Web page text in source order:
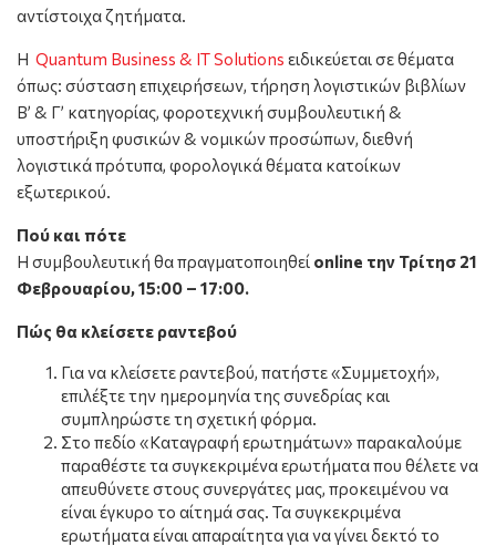
αντίστοιχα ζητήματα.
Η Quantum Business & IT Solutions ειδικεύεται σε θέματα
όπως: σύσταση επιχειρήσεων, τήρηση λογιστικών βιβλίων
Β’ & Γ’ κατηγορίας, φοροτεχνική συμβουλευτική &
υποστήριξη φυσικών & νομικών προσώπων, διεθνή
λογιστικά πρότυπα, φορολογικά θέματα κατοίκων
εξωτερικού.
Πού και πότε
Η συμβουλευτική θα πραγματοποιηθεί online την Τρίτησ 21
Φεβρουαρίου, 15:00 – 17:00.
Πώς θα κλείσετε ραντεβού
Για να κλείσετε ραντεβού, πατήστε «Συμμετοχή»,
επιλέξτε την ημερομηνία της συνεδρίας και
συμπληρώστε τη σχετική φόρμα.
Στο πεδίο «Καταγραφή ερωτημάτων» παρακαλούμε
παραθέστε τα συγκεκριμένα ερωτήματα που θέλετε να
απευθύνετε στους συνεργάτες μας, προκειμένου να
είναι έγκυρο το αίτημά σας. Τα συγκεκριμένα
ερωτήματα είναι απαραίτητα για να γίνει δεκτό το